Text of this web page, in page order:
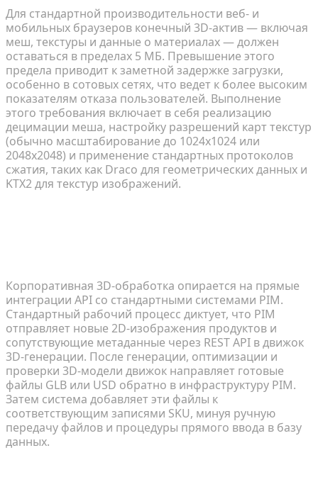
Для стандартной производительности веб- и
мобильных браузеров конечный 3D-актив — включая
меш, текстуры и данные о материалах — должен
оставаться в пределах 5 МБ. Превышение этого
предела приводит к заметной задержке загрузки,
особенно в сотовых сетях, что ведет к более высоким
показателям отказа пользователей. Выполнение
этого требования включает в себя реализацию
децимации меша, настройку разрешений карт текстур
(обычно масштабирование до 1024x1024 или
2048x2048) и применение стандартных протоколов
сжатия, таких как Draco для геометрических данных и
KTX2 для текстур изображений.
Корпоративная 3D-обработка опирается на прямые
интеграции API со стандартными системами PIM.
Стандартный рабочий процесс диктует, что PIM
отправляет новые 2D-изображения продуктов и
сопутствующие метаданные через REST API в движок
3D-генерации. После генерации, оптимизации и
проверки 3D-модели движок направляет готовые
файлы GLB или USD обратно в инфраструктуру PIM.
Затем система добавляет эти файлы к
соответствующим записями SKU, минуя ручную
передачу файлов и процедуры прямого ввода в базу
данных.